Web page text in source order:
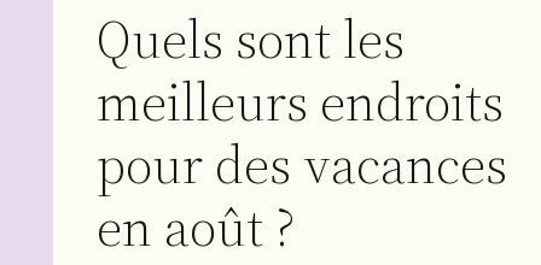
Quels sont les
meilleurs endroits
pour des vacances
en août ?